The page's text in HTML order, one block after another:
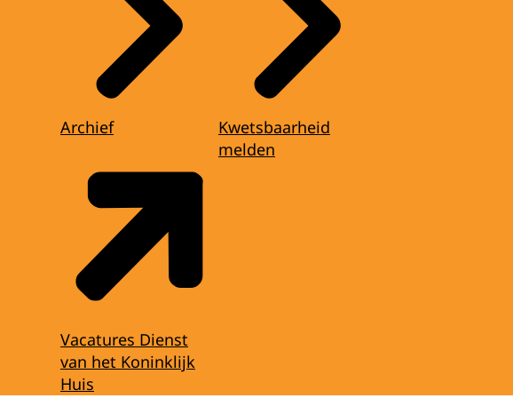
Archief
Vacatures Dienst
van het Koninklijk
Huis
Kwetsbaarheid
melden